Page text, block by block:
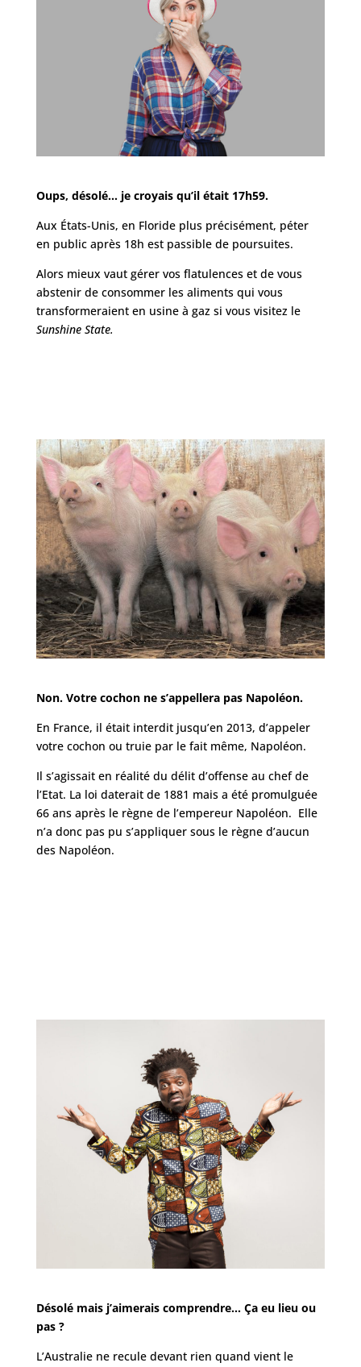
Oups, désolé… je croyais qu’il était 17h59.
Aux États-Unis, en Floride plus précisément, péter
en public après 18h est passible de poursuites.
Alors mieux vaut gérer vos flatulences et de vous
abstenir de consommer les aliments qui vous
transformeraient en usine à gaz si vous visitez le
Sunshine State.
Non. Votre cochon ne s’appellera pas Napoléon.
En France, il était interdit jusqu’en 2013, d’appeler
votre cochon ou truie par le fait même, Napoléon.
Il s’agissait en réalité du délit d’offense au chef de
l’Etat. La loi daterait de 1881 mais a été promulguée
66 ans après le règne de l’empereur Napoléon. Elle
n’a donc pas pu s’appliquer sous le règne d’aucun
des Napoléon.
Désolé mais j’aimerais comprendre… Ça eu lieu ou
pas ?
L’Australie ne recule devant rien quand vient le